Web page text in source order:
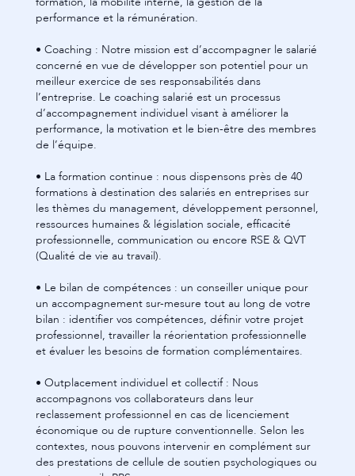
• La formation continue : nous dispensons près de 40
formations à destination des salariés en entreprises sur
les thèmes du management, développement personnel,
ressources humaines & législation sociale, efficacité
professionnelle, communication ou encore RSE & QVT
(Qualité de vie au travail).
• Le bilan de compétences : un conseiller unique pour
un accompagnement sur-mesure tout au long de votre
bilan : identifier vos compétences, définir votre projet
professionnel, travailler la réorientation professionnelle
et évaluer les besoins de formation complémentaires.
• Outplacement individuel et collectif : Nous
accompagnons vos collaborateurs dans leur
reclassement professionnel en cas de licenciement
économique ou de rupture conventionnelle. Selon les
contextes, nous pouvons intervenir en complément sur
des prestations de cellule de soutien psychologiques ou
autres conseils RPS.
Contactez-nous dès aujourd'hui votre agence Analyse et
Action Analyse et Action - Vire pour un audit RH gratuit.